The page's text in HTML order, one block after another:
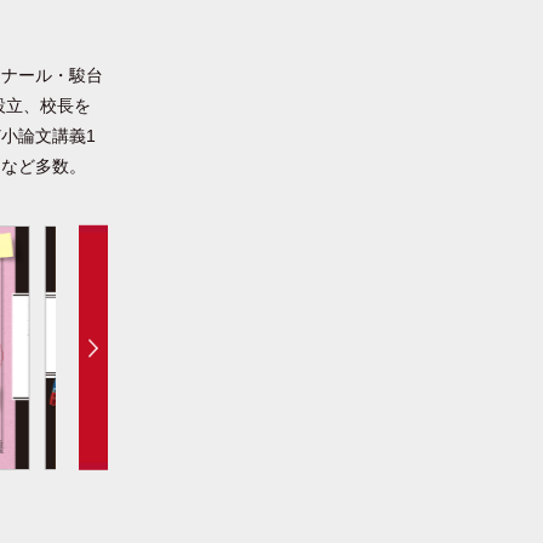
ール・駿台
立、校長を
論文講義1
ど多数。